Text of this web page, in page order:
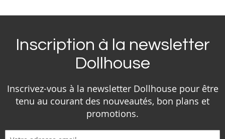
Inscription à la newsletter
Dollhouse
Inscrivez-vous à la newsletter Dollhouse pour être
tenu au courant des nouveautés, bon plans et
promotions.